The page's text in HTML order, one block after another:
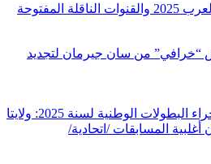
المفتوحة
“خرافي” من سان جيرمان لتجديد
ألعاب القوى/ أماكن إجراء البطولات الوطنية لسنة 2025: ولايتا
أغلبية المسابقات /اتحادية/